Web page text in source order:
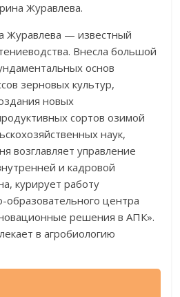
Журавлева.
Журавлева — известный
Внесла большой
основ
зерновых культур,
новых
сортов озимой
наук,
возглавляет управление
и кадровой
курирует работу
образовательного центра
решения в АПК».
в агробиологию